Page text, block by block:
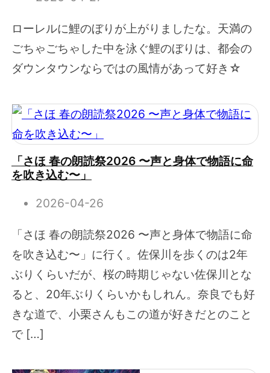
ローレルに鯉のぼりが上がりましたな。天満の
ごちゃごちゃした中を泳ぐ鯉のぼりは、都会の
ダウンタウンならではの風情があって好き☆
「さほ 春の朗読祭2026 〜声と身体で物語に命
を吹き込む〜」
2026-04-26
「さほ 春の朗読祭2026 〜声と身体で物語に命
を吹き込む〜」に行く。佐保川を歩くのは2年
ぶりくらいだが、桜の時期じゃない佐保川とな
ると、20年ぶりくらいかもしれん。奈良でも好
きな道で、小栗さんもこの道が好きだとのこと
で […]